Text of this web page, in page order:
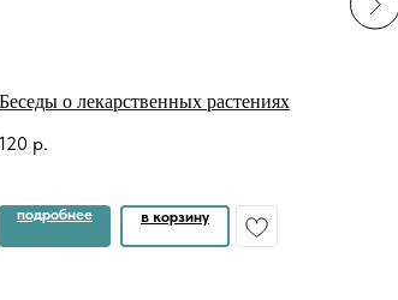
Беседы о лекарственных растениях
120 р.
подробнее в корзину